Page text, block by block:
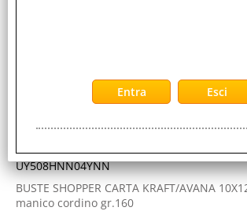
8013170571012
UY508HNN04YNN
BUSTE SHOPPER CARTA KRAFT/AVANA
manico cordino gr.160